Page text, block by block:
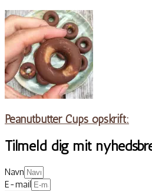
Peanutbutter Cups opskrift:
Tilmeld dig mit
Navn
E-mail